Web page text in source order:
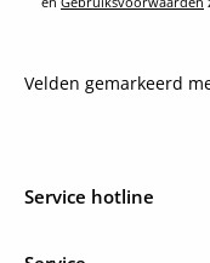
Velden gemarkeerd
Service hotline